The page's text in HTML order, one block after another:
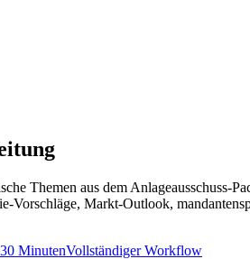
Themen aus dem Anlageausschuss-
Vorschläge, Markt-Outlook,
30 MinutenVollständiger Workflow